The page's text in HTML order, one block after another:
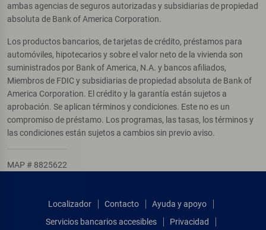
ambas agencias de seguros autorizadas y subsidiarias de propiedad
absoluta de Bank of America Corporation.
Los productos bancarios, de tarjetas de crédito, préstamos para
automóviles, hipotecarios y sobre el valor neto de la vivienda son
suministrados por Bank of America, N.A. y bancos afiliados,
Miembros de FDIC y subsidiarias de propiedad absoluta de Bank of
America Corporation. El crédito y la garantía están sujetos a
aprobación. Se aplican términos y condiciones. Este no es un
compromiso de préstamo. Los programas, las tasas, los términos y
las condiciones están sujetos a cambios sin previo aviso.
MAP # 8825622
Localizador Contacto
Ayuda y apoyo
Servicios bancarios accesibles
Privacidad